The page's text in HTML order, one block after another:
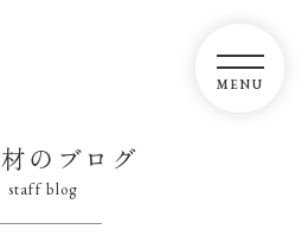
のブログ
staff blog